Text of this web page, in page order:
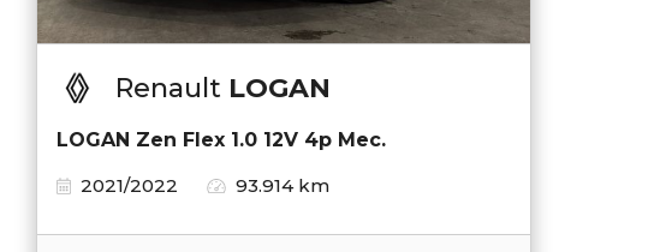
Renault LOGAN
LOGAN Zen Flex 1.0 12V 4p Mec.
2021/2022
93.914 km